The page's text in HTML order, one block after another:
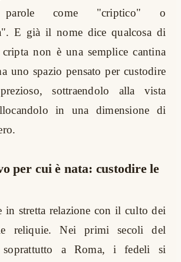
come "criptico" o
E già il nome dice qualcosa di
non è una semplice cantina
uno spazio pensato per custodire
sottraendolo alla vista
in una dimensione di
per cui è nata: custodire le
in stretta relazione con il culto dei
reliquie. Nei primi secoli del
soprattutto a Roma, i fedeli si